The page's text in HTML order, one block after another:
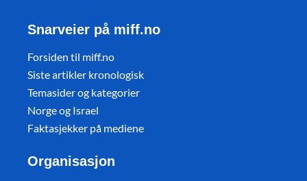
Snarveier på miff.no
Forsiden til miff.no
Siste artikler kronologisk
Temasider og kategorier
Norge og Israel
Faktasjekker på mediene
Organisasjon